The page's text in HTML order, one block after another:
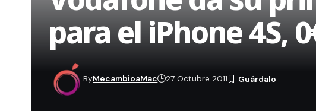
para el iPhone 4S,
ByMecambioaMac 27 Octubre 2011